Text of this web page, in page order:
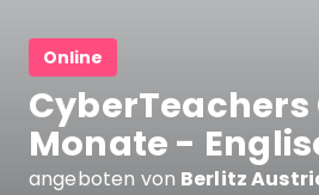
Online
CyberTeachers
Monate -
angeboten von Berlitz